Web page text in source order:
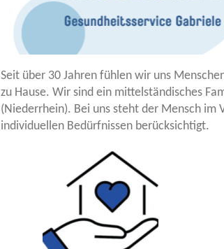
Seit über 30 Jahren fühlen wir uns
zu Hause. Wir sind ein mittelständisches
(Niederrhein). Bei uns steht der Mensch im
individuellen Bedürfnissen berücksichtigt.